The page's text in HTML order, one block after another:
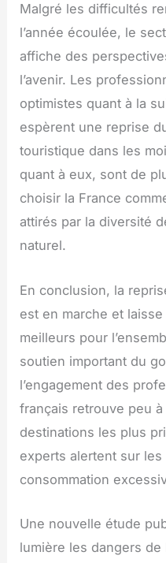
Malgré les difficultés
l’année écoulée, le
affiche des
l’avenir. Les
optimistes quant à la
espèrent une reprise
touristique dans les
quant à eux, sont de
choisir la France
attirés par la diversité
naturel.
En conclusion, la
est en marche et
meilleurs pour
soutien important du
l’engagement des
français retrouve peu
destinations les plus
experts alertent sur
consommation
Une nouvelle étude
lumière les dangers de